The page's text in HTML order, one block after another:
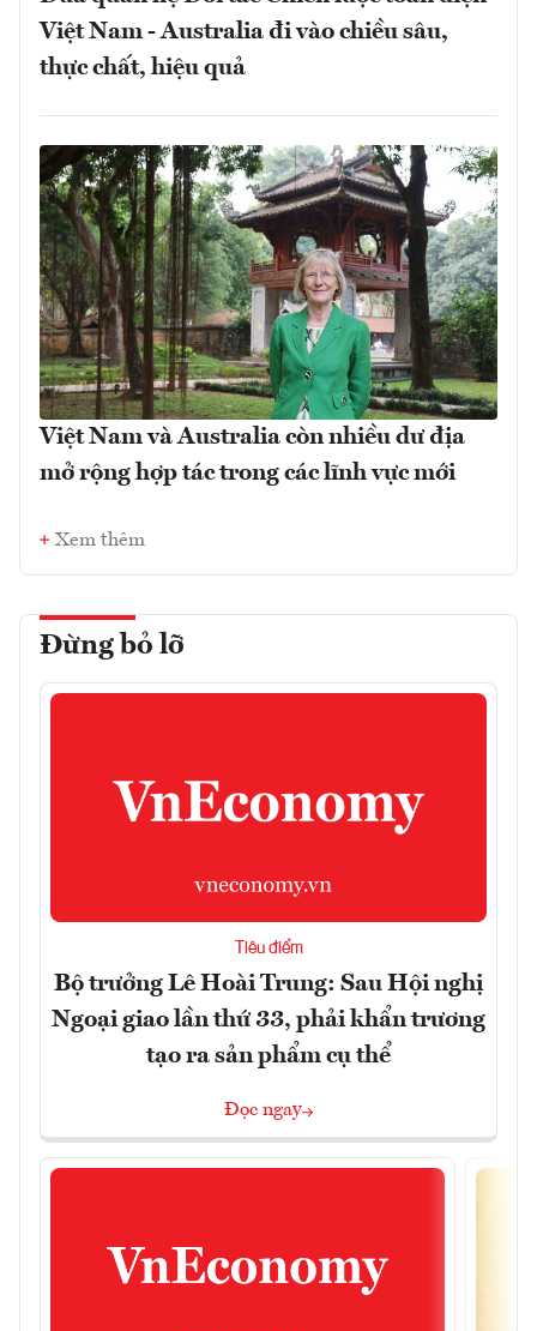
Việt Nam - Australia đi vào chiều sâu,
thực chất, hiệu quả
Việt Nam và Australia còn nhiều dư địa
mở rộng hợp tác trong các lĩnh vực mới
Xem thêm
Đừng bỏ lỡ
Tiêu điểm
Bộ trưởng Lê Hoài Trung: Sau Hội nghị
Ngoại giao lần thứ 33, phải khẩn trương
tạo ra sản phẩm cụ thể
Đọc ngay